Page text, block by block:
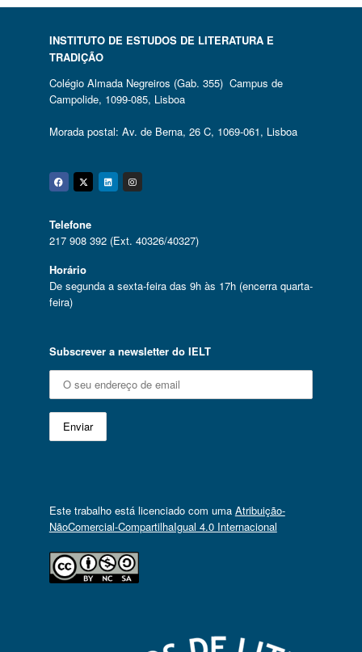
INSTITUTO DE ESTUDOS DE LITERATURA E
TRADIÇÃO
Colégio Almada Negreiros (Gab. 355) Campus de
Campolide, 1099-085, Lisboa
Morada postal: Av. de Berna, 26 C, 1069-061, Lisboa
Facebook
Twitter
Linkedin
Instagram
Telefone
217 908 392 (Ext. 40326/40327)
Horário
De segunda a sexta-feira das 9h às 17h (encerra quarta-
feira)
Subscrever a newsletter do IELT
Este trabalho está licenciado com uma Atribuição-
NãoComercial-CompartilhaIgual 4.0 Internacional